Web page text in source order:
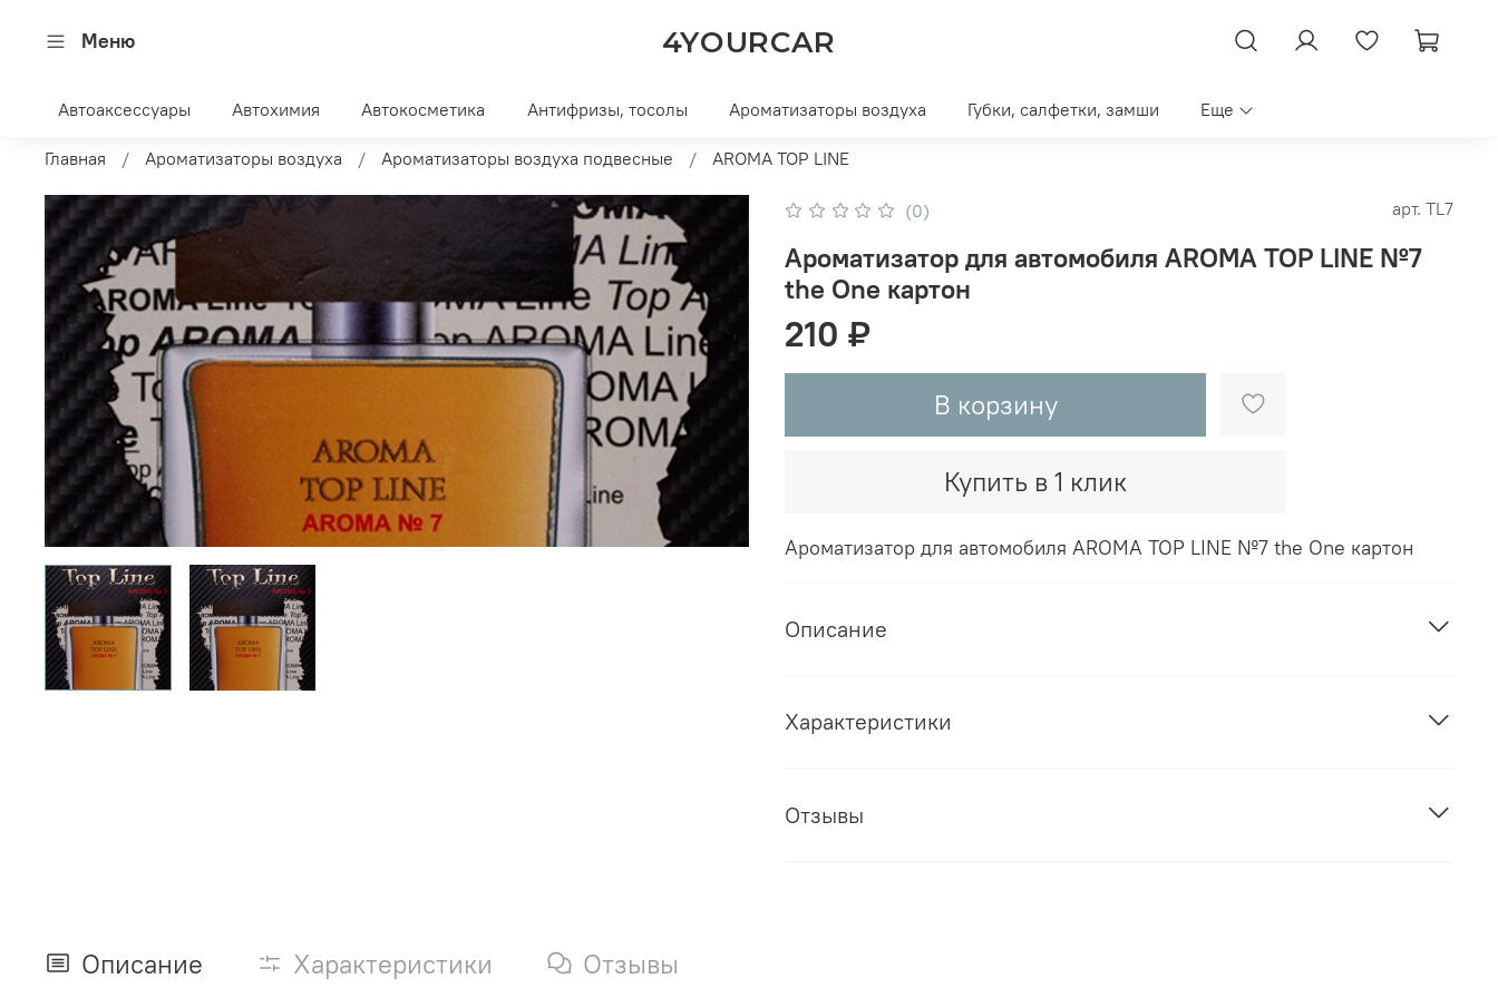
Меню 4YOURCAR
Автоаксессуары Автохимия Автокосметика Антифризы, тосолы Ароматизаторы воздуха Губки, салфетки, замши Еще
Главная Ароматизаторы воздуха Ароматизаторы воздуха подвесные AROMA TOP LINE
(0) арт. TL7
Ароматизатор для автомобиля AROMA TOP LINE №7
the One картон
210 ₽
В корзину
Купить в 1 клик
Ароматизатор для автомобиля AROMA TOP LINE №7 the One картон
Описание
Характеристики
Отзывы
Описание Характеристики Отзывы